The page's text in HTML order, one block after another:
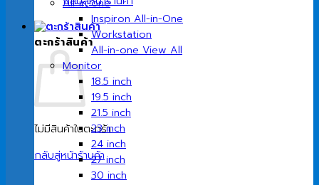
ตะกร้าสินค้า
ไม่มีสินค้าในตะกร้า
กลับสู่หน้าร้านค้า
Inspiron All-in-One
Workstation
All-in-one View All
Monitor
18.5 inch
19.5 inch
21.5 inch
23 inch
24 inch
27 inch
30 inch